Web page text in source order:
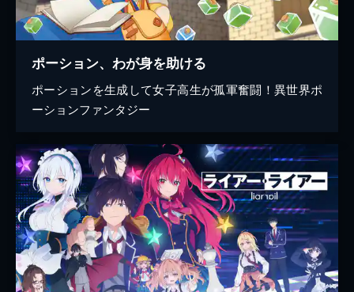
ポーション、わが身を助ける
ポーションを生成して女子高生が孤軍奮闘！異世界ポ
ーションファンタジー